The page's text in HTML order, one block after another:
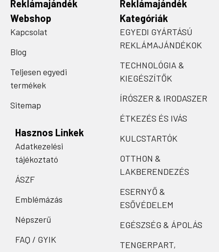
Reklámajándék
Webshop
Kapcsolat
Blog
Teljesen egyedi
termékek
Sitemap
Hasznos Linkek
Adatkezelési
tájékoztató
ÁSZF
Emblémázás
Népszerű
FAQ / GYIK
Reklámajándék
Kategóriák
EGYEDI GYÁRTÁSÚ
REKLÁMAJÁNDÉKOK
TECHNOLÓGIA &
KIEGÉSZÍTŐK
ÍRÓSZER & IRODASZER
ÉTKEZÉS ÉS IVÁS
KULCSTARTÓK
OTTHON &
LAKBERENDEZÉS
ESERNYŐ &
ESŐVÉDELEM
EGÉSZSÉG & ÁPOLÁS
TENGERPART,